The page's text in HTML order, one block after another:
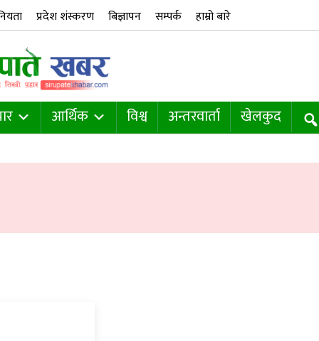
प्रदेश शंस्करण बिज्ञापन सम्पर्क हाम्रो बारे
आर्थिक विश्व अन्तरवार्ता खेलकुद